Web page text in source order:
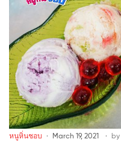
หนูหิ่นชอบ March 19, 2021 by